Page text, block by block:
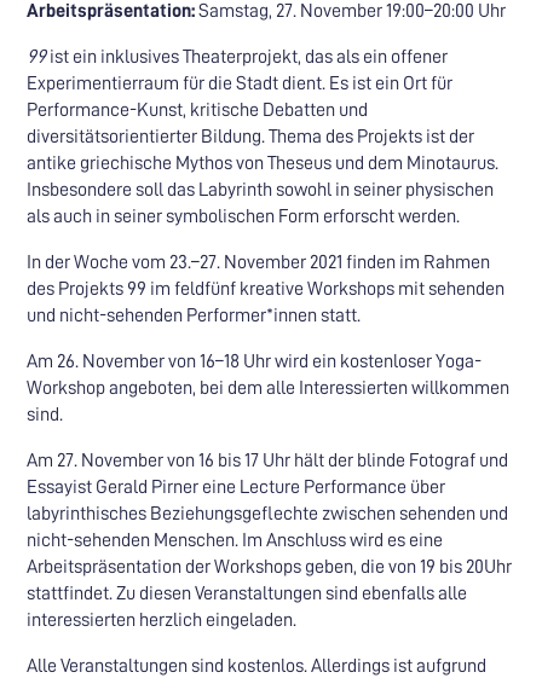
Arbeitspräsentation:Samstag, 27. November 19:00–20:00 Uhr
99ist ein inklusives Theaterprojekt, das als ein offener
Experimentierraum für die Stadt dient. Es ist ein Ort für
Performance-Kunst, kritische Debatten und
diversitätsorientierter Bildung. Thema des Projekts ist der
antike griechische Mythos von Theseus und dem Minotaurus.
Insbesondere soll das Labyrinth sowohl in seiner physischen
als auch in seiner symbolischen Form erforscht werden.
In der Woche vom 23.–27. November 2021 finden im Rahmen
des Projekts 99 im feldfünf kreative Workshops mit sehenden
und nicht-sehenden Performer*innen statt.
Am 26. November von 16–18 Uhr wird ein kostenloser Yoga-
Workshop angeboten, bei dem alle Interessierten willkommen
sind.
Am 27. November von 16 bis 17 Uhr hält der blinde Fotograf und
Essayist Gerald Pirner eine Lecture Performance über
labyrinthisches Beziehungsgeflechte zwischen sehenden und
nicht-sehenden Menschen. Im Anschluss wird es eine
Arbeitspräsentation der Workshops geben, die von 19 bis 20Uhr
stattfindet. Zu diesen Veranstaltungen sind ebenfalls alle
interessierten herzlich eingeladen.
Alle Veranstaltungen sind kostenlos. Allerdings ist aufgrund